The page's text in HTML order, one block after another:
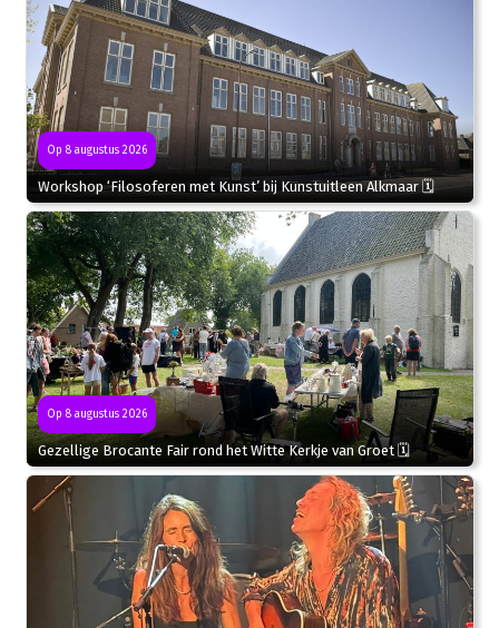
Op 8 augustus 2026
Workshop ‘Filosoferen met Kunst’ bij Kunstuitleen Alkmaar 🗓
Op 8 augustus 2026
Gezellige Brocante Fair rond het Witte Kerkje van Groet 🗓